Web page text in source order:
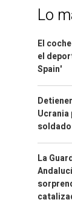
Lo
El
el
Spain'
La